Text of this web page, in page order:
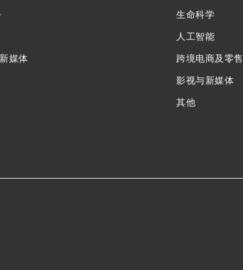
媒体
生命科学
人工智能
跨境电商及零售
影视与新媒体
其他